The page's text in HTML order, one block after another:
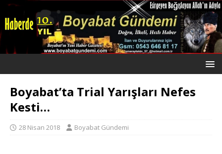
Boyabat’ta Trial Yarışları Nefes
Kesti…
28 Nisan 2018 Boyabat Gündemi